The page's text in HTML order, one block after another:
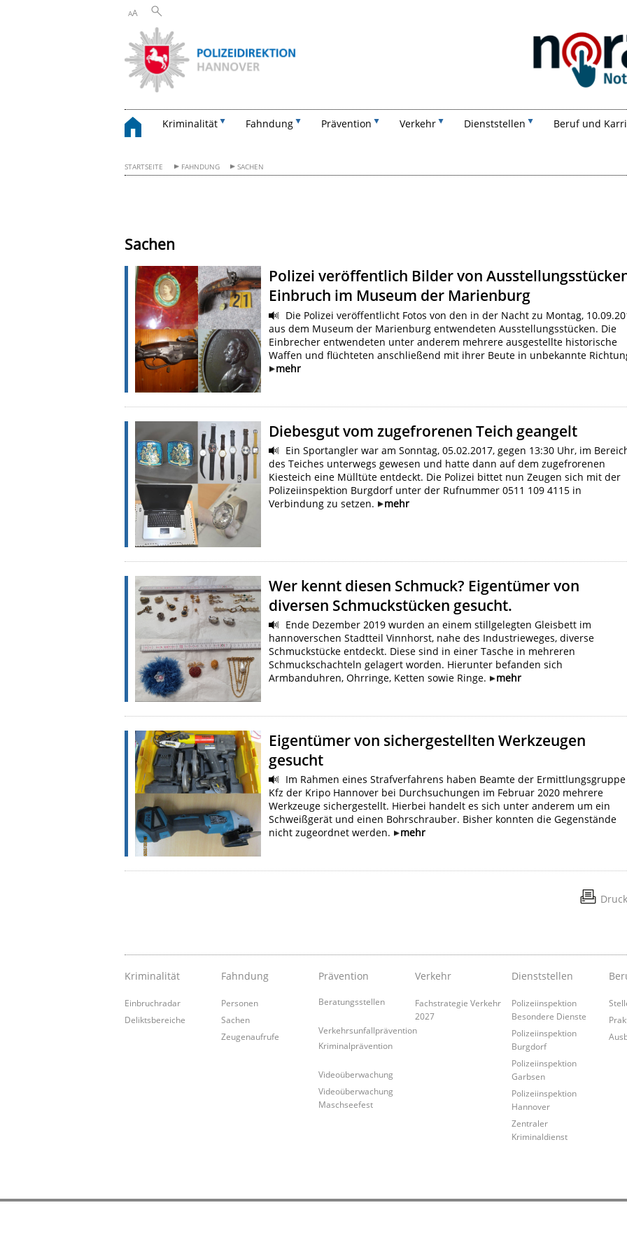
AA
Kriminalität Fahndung Prävention Verkehr Dienststellen Beruf und
STARTSEITE FAHNDUNG SACHEN
Sachen
Polizei veröffentlich Bilder von
Einbruch im Museum der Marienburg
Die Polizei veröffentlicht Fotos von den in der Nacht zu Montag,
aus dem Museum der Marienburg entwendeten Ausstellungsstücken. Die
Einbrecher entwendeten unter anderem mehrere ausgestellte historische
Waffen und flüchteten anschließend mit ihrer Beute in unbekannte
mehr
Diebesgut vom zugefrorenen Teich geangelt
Ein Sportangler war am Sonntag, 05.02.2017, gegen 13:30 Uhr, im
des Teiches unterwegs gewesen und hatte dann auf dem zugefrorenen
Kiesteich eine Mülltüte entdeckt. Die Polizei bittet nun Zeugen sich mit der
Polizeiinspektion Burgdorf unter der Rufnummer 0511 109 4115 in
Verbindung zu setzen.
mehr
Wer kennt diesen Schmuck? Eigentümer von
diversen Schmuckstücken gesucht.
Ende Dezember 2019 wurden an einem stillgelegten Gleisbett im
hannoverschen Stadtteil Vinnhorst, nahe des Industrieweges, diverse
Schmuckstücke entdeckt. Diese sind in einer Tasche in mehreren
Schmuckschachteln gelagert worden. Hierunter befanden sich
Armbanduhren, Ohrringe, Ketten sowie Ringe.
mehr
Eigentümer von sichergestellten Werkzeugen
gesucht
Im Rahmen eines Strafverfahrens haben Beamte der Ermittlungsgruppe
Kfz der Kripo Hannover bei Durchsuchungen im Februar 2020 mehrere
Werkzeuge sichergestellt. Hierbei handelt es sich unter anderem um ein
Schweißgerät und einen Bohrschrauber. Bisher konnten die Gegenstände
nicht zugeordnet werden.
mehr
Kriminalität
Einbruchradar
Deliktsbereiche
Fahndung
Personen
Sachen
Zeugenaufrufe
Prävention
Beratungsstellen
Verkehrsunfallprävention
Kriminalprävention
Videoüberwachung
Videoüberwachung
Maschseefest
Verkehr
Fachstrategie Verkehr
2027
Dienststellen
Polizeiinspektion
Besondere Dienste
Polizeiinspektion
Burgdorf
Polizeiinspektion
Garbsen
Polizeiinspektion
Hannover
Zentraler
Kriminaldienst